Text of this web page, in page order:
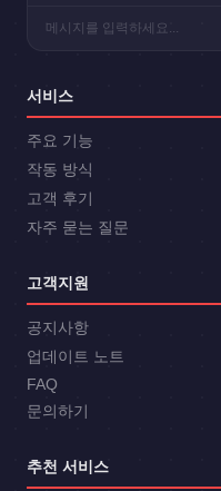
메시지를 입력하세요...
서비스
주요 기능
작동 방식
고객 후기
자주 묻는 질문
고객지원
공지사항
업데이트 노트
FAQ
문의하기
추천 서비스